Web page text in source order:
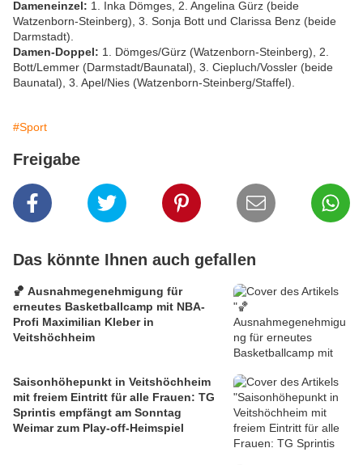
Dameneinzel: 1. Inka Dömges, 2. Angelina Gürz (beide
Watzenborn-Steinberg), 3. Sonja Bott und Clarissa Benz (beide
Darmstadt).
Damen-Doppel: 1. Dömges/Gürz (Watzenborn-Steinberg), 2.
Bott/Lemmer (Darmstadt/Baunatal), 3. Ciepluch/Vossler (beide
Baunatal), 3. Apel/Nies (Watzenborn-Steinberg/Staffel).
#Sport
Freigabe
Das könnte Ihnen auch gefallen
🏀 Ausnahmegenehmigung für
erneutes Basketballcamp mit NBA-
Profi Maximilian Kleber in
Veitshöchheim
Saisonhöhepunkt in Veitshöchheim
mit freiem Eintritt für alle Frauen: TG
Sprintis empfängt am Sonntag
Weimar zum Play-off-Heimspiel